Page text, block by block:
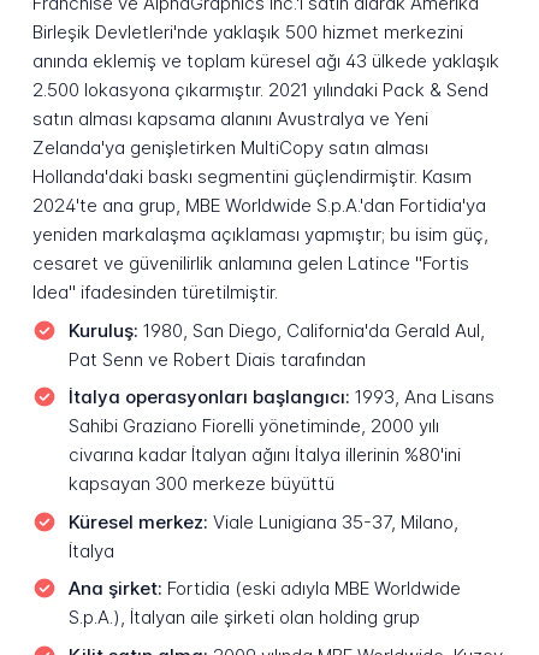
Birleşik Devletleri'nde yaklaşık 500 hizmet merkezini
anında eklemiş ve toplam küresel ağı 43 ülkede yaklaşık
2.500 lokasyona çıkarmıştır. 2021 yılındaki Pack & Send
satın alması kapsama alanını Avustralya ve Yeni
Zelanda'ya genişletirken MultiCopy satın alması
Hollanda'daki baskı segmentini güçlendirmiştir. Kasım
2024'te ana grup, MBE Worldwide S.p.A.'dan Fortidia'ya
yeniden markalaşma açıklaması yapmıştır; bu isim güç,
cesaret ve güvenilirlik anlamına gelen Latince "Fortis
Idea" ifadesinden türetilmiştir.
Kuruluş: 1980, San Diego, California'da Gerald Aul,
Pat Senn ve Robert Diais tarafından
İtalya operasyonları başlangıcı: 1993, Ana Lisans
Sahibi Graziano Fiorelli yönetiminde, 2000 yılı
civarına kadar İtalyan ağını İtalya illerinin %80'ini
kapsayan 300 merkeze büyüttü
Küresel merkez: Viale Lunigiana 35-37, Milano,
İtalya
Ana şirket: Fortidia (eski adıyla MBE Worldwide
S.p.A.), İtalyan aile şirketi olan holding grup